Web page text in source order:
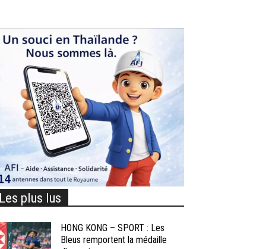
plus lus
HONG KONG – SPORT : Les
Bleus remportent la médaille